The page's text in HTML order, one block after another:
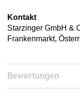
Kontakt
Starzinger GmbH &
Frankenmarkt,
Bewertungen